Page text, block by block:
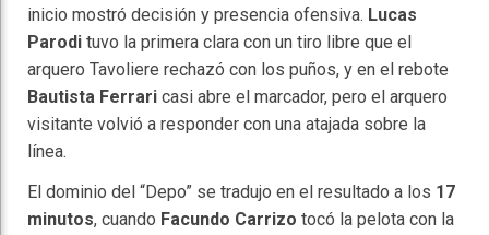
inicio mostró decisión y presencia ofensiva. Lucas
Parodi tuvo la primera clara con un tiro libre que el
arquero Tavoliere rechazó con los puños, y en el rebote
Bautista Ferrari casi abre el marcador, pero el arquero
visitante volvió a responder con una atajada sobre la
línea.
El dominio del “Depo” se tradujo en el resultado a los 17
minutos, cuando Facundo Carrizo tocó la pelota con la